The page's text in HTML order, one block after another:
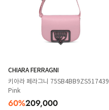
CHIARA FERRAGNI
키아라 페라그니 75SB4BB9ZS517439
Pink
60%209,000